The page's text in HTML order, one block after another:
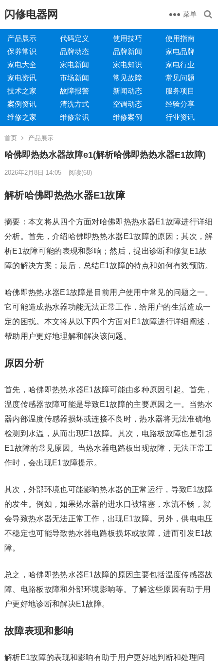
闪修电器网 菜单
产品展示 代码定义 使用技巧
使用指南
保养常识
品牌动态 品牌新闻
家电品牌
家电大全
家电新闻 家电知识
家电行业
家电资讯
市场新闻 常见故障
常见问题
技术之家
故障报警 新闻动态
服务项目
案例资讯
清洗方式 空调动态
经验分享
维修之家
维修常识 维修案例 行业资讯
首页 产品展示
哈佛即热热水器故障e1(解析哈佛即热热水器E1故障)
2026年2月8日 14:05 阅读(68)
解析哈佛即热热水器E1故障
摘要：本文将从四个方面对哈佛即热热水器E1故障进行详细
分析。首先，介绍哈佛即热热水器E1故障的原因；其次，解
析E1故障可能的表现和影响；然后，提出诊断和修复E1故
障的解决方案；最后，总结E1故障的特点和如何有效预防。
哈佛即热热水器E1故障是目前用户使用中常见的问题之一。
它可能造成热水器功能无法正常工作，给用户的生活造成一
定的困扰。本文将从以下四个方面对E1故障进行详细阐述，
帮助用户更好地理解和解决该问题。
原因分析
首先，哈佛即热热水器E1故障可能由多种原因引起。首先，
温度传感器故障可能是导致E1故障的主要原因之一。当热水
器内部温度传感器损坏或连接不良时，热水器将无法准确地
检测到水温，从而出现E1故障。其次，电路板故障也是引起
E1故障的常见原因。当热水器电路板出现故障，无法正常工
作时，会出现E1故障提示。
其次，外部环境也可能影响热水器的正常运行，导致E1故障
的发生。例如，如果热水器的进水口被堵塞，水流不畅，就
会导致热水器无法正常工作，出现E1故障。另外，供电电压
不稳定也可能导致热水器电路板损坏或故障，进而引发E1故
障。
总之，哈佛即热热水器E1故障的原因主要包括温度传感器故
障、电路板故障和外部环境影响等。了解这些原因有助于用
户更好地诊断和解决E1故障。
故障表现和影响
解析E1故障的表现和影响有助于用户更好地判断和处理问